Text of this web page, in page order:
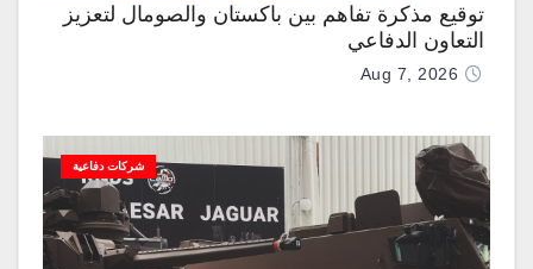
توقيع مذكرة تفاهم بين باكستان والصومال لتعزيز
التعاون الدفاعي
Aug 7, 2026
شركات دفاعية